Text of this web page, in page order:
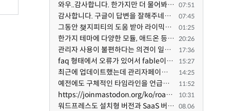
와우..감사합니다. 한가지만 더 물어봐도 되겠는지요. Password.php 파일안에 클래스와 함수들은 순수 php ... 07:51
감사합니다. 구글이 답변을 잘해주네요. 저는 지금까지 md5 에 머물러 있었네요. md5는 구석기 알고리즘이 ... 07:45
그동안 챚지피티의 도움 받아 라이믹스 2.1.35 로 업그레이드 잘 한 것은 부인할 수 없는 사실입니다. 그런... 01:25
한가지 테마에 다양한 모듈, 애드온 등을 같이 사용하게 되면 의외로 어려운게 일관성이 있는 디자인의 유지... 20:26
관리자 사용이 불편하다는 의견이 일부 있어서 반영했습니다 ㅎㅎ 8.4이상도 지원될 수 있도록 10.5.2 혹은 ... 17:36
faq 형태에서 오류가 있어서 fable이 수정해 주었습니다. 참고하세요. 증상 FAQ형 목록에서 항목을 펼치면 ... 15:27
최근에 업데이트했는데 관리자페이지가 많이 달라졌네요 여기서 모듈 설치하려고 하니 php 8.4.14버전이라 8... 14:25
예전에도 구체적인 타임라인을 언급했다가 지키지 못한 것에 죄송한 마음이 있다 보니 (코어 개발/운영 자체... 11:52
https://joinmastodon.org/ko/roadmap 로드맵 이야기가 나온김에 적자면 공홈에 대략적인 로드맵이 공개되어... 10:31
워드프레스도 설치형 버전과 SaaS 버전(워드프레스닷컴)은 다른 점이 많습니다. SaaS로 제공한다면 GPL 라이... 08.06